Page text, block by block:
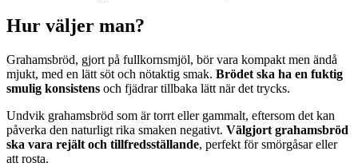
Hur väljer man?
Grahamsbröd, gjort på fullkornsmjöl, bör vara kompakt men ändå
mjukt, med en lätt söt och nötaktig smak. Brödet ska ha en fuktig
smulig konsistens och fjädrar tillbaka lätt när det trycks.
Undvik grahamsbröd som är torrt eller gammalt, eftersom det kan
påverka den naturligt rika smaken negativt. Välgjort grahamsbröd
ska vara rejält och tillfredsställande, perfekt för smörgåsar eller
att rosta.